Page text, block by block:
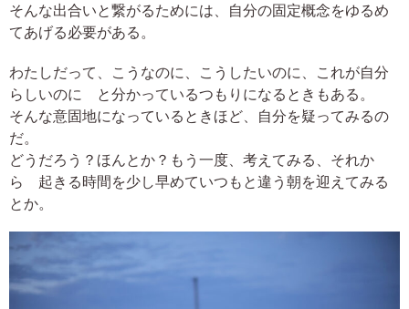
そんな出合いと繋がるためには、自分の固定概念をゆるめ
てあげる必要がある。
わたしだって、こうなのに、こうしたいのに、これが自分
らしいのに と分かっているつもりになるときもある。
そんな意固地になっているときほど、自分を疑ってみるの
だ。
どうだろう？ほんとか？もう一度、考えてみる、それか
ら 起きる時間を少し早めていつもと違う朝を迎えてみる
とか。